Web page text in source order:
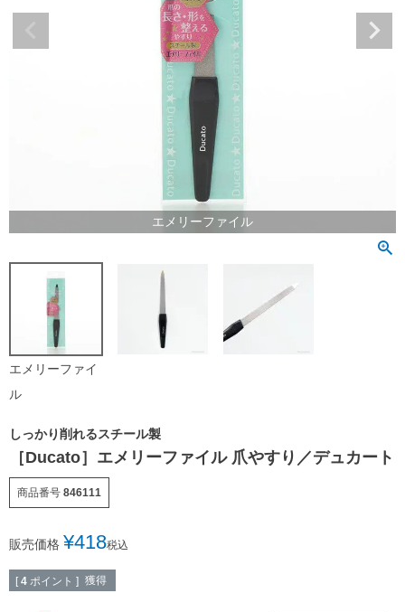
エメリーファイル
エメリーファイ
ル
しっかり削れるスチール製
［Ducato］エメリーファイル 爪やすり／デュカート
商品番号 846111
販売価格 ¥418税込
[ 4 ポイント ] 獲得